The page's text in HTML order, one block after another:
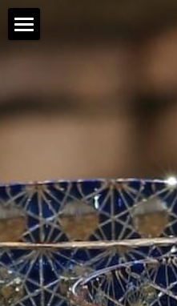
Home
事業内容
工芸EC事業
企画・支援事業
会社概要
OnlineShop
日本語
日本語
ブログ